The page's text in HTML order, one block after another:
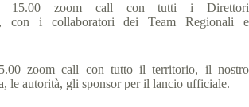
15.00 zoom call con tutti i Direttori
con i collaboratori dei Team Regionali e
zoom call con tutto il territorio, il nostro
le autorità, gli sponsor per il lancio ufficiale.